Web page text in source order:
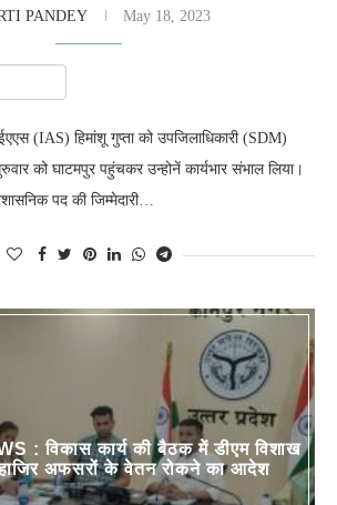
PANDEY May 18, 2023
(IAS) हिमांशू गुप्ता को उपजिलाधिकारी (SDM)
को घाटमपुर पहुंचकर उन्होनें कार्यभार संभाल लिया।
पद की जिम्मेदारी…
: विकास कार्य की बैठक में डीएम विशाख
अफसरों के वेतन रोकने का आदेश